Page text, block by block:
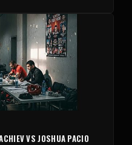
VS JOSHUA PACIO